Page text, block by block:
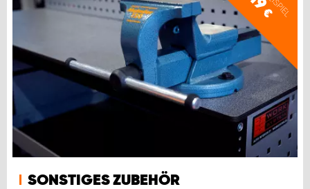
€
SONSTIGES ZUBEHÖR